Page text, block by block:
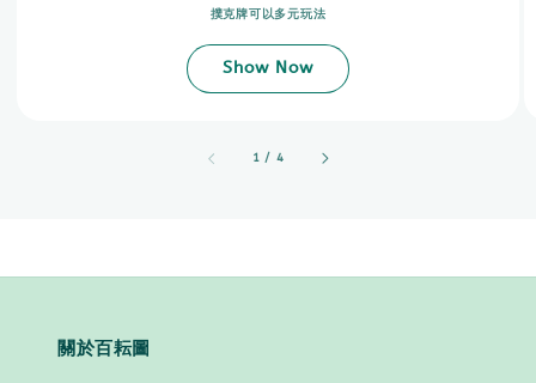
撲克牌可以多元玩法
Show Now
1 / accessibility.of
4
關於百耘圖